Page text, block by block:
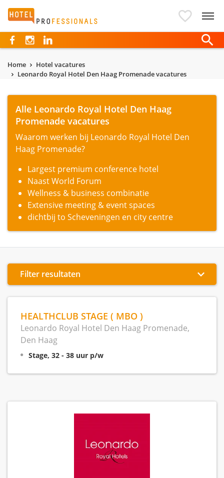
Hotelprofessionals
Home
Hotel vacatures
Leonardo Royal Hotel Den Haag Promenade vacatures
Alle Leonardo Royal Hotel Den Haag
Promenade vacatures
Waarom werken bij Leonardo Royal Hotel Den
Haag Promenade?
Largest premium conference hotel
Naast World Forum
Wellness & business combinatie
Extensive meeting & event spaces
dichtbij to Scheveningen en city centre
Filter resultaten
HEALTHCLUB STAGE ( MBO )
Leonardo Royal Hotel Den Haag Promenade,
Den Haag
Stage, 32 - 38 uur p/w